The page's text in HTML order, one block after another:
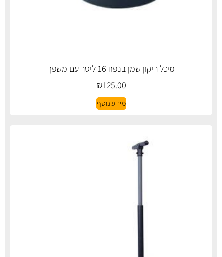
מיכל ריקון שמן בנפח 16 ליטר עם משפך
₪125.00
מידע נוסף